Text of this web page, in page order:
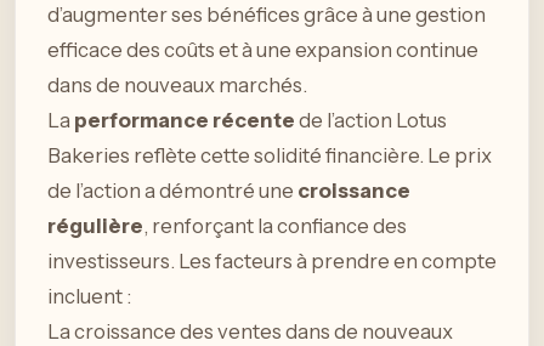
d’augmenter ses bénéfices grâce à une gestion
efficace des coûts et à une expansion continue
dans de nouveaux marchés.
La performance récente de l’action Lotus
Bakeries reflète cette solidité financière. Le prix
de l’action a démontré une croissance
régulière, renforçant la confiance des
investisseurs. Les facteurs à prendre en compte
incluent :
La croissance des ventes dans de nouveaux